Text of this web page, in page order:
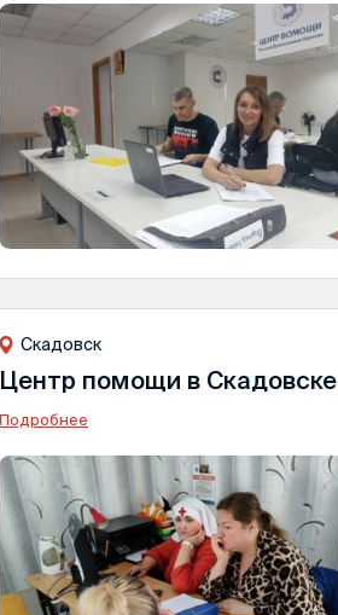
Скадовск
Центр помощи в Скадовске
Подробнее